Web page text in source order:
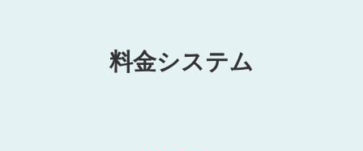
料金システム